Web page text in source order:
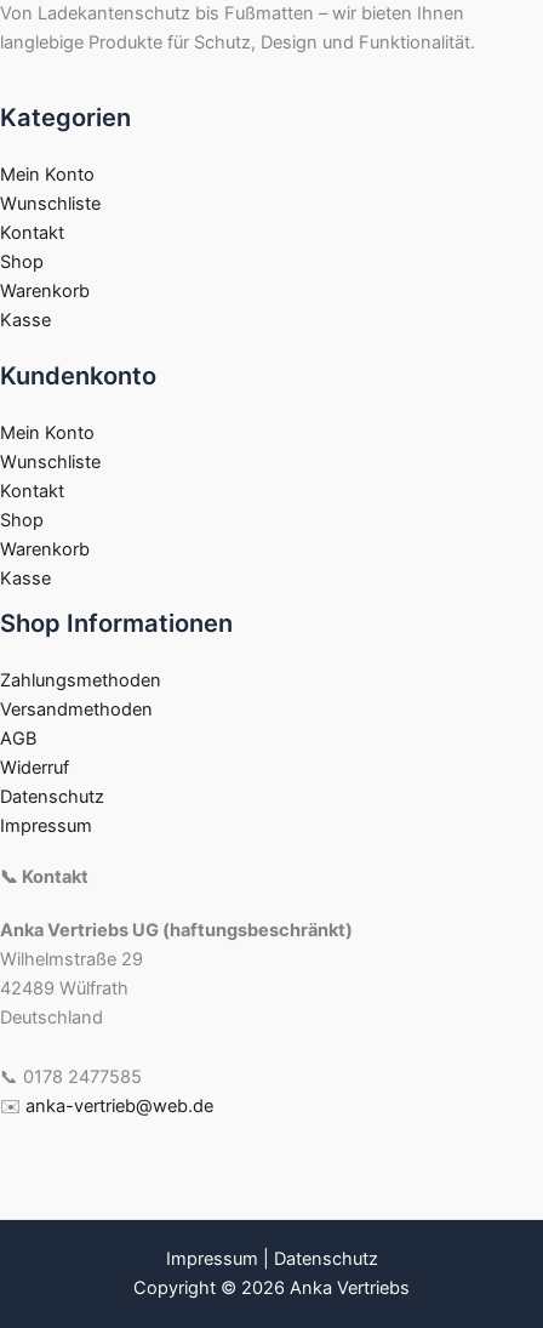
Von Ladekantenschutz bis Fußmatten – wir bieten Ihnen
langlebige Produkte für Schutz, Design und Funktionalität.
Kategorien
Mein Konto
Wunschliste
Kontakt
Shop
Warenkorb
Kasse
Kundenkonto
Mein Konto
Wunschliste
Kontakt
Shop
Warenkorb
Kasse
Shop Informationen
Zahlungsmethoden
Versandmethoden
AGB
Widerruf
Datenschutz
Impressum
📞 Kontakt
Anka Vertriebs UG (haftungsbeschränkt)
Wilhelmstraße 29
42489 Wülfrath
Deutschland
📞 0178 2477585
✉️ anka-vertrieb@web.de
Impressum
Datenschutz
Copyright © 2026 Anka Vertriebs